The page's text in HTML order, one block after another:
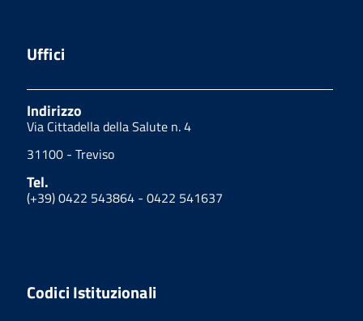
Uffici
Indirizzo
Via Cittadella della Salute n. 4
31100 - Treviso
Tel.
(+39) 0422 543864 - 0422 541637
Codici Istituzionali